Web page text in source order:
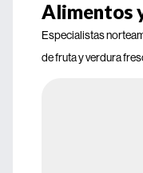
Alimentos
Especialistas
de fruta y verdura